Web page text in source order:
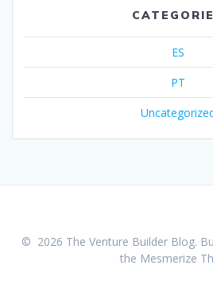
ES
PT
© 2026 The Venture Builder Blog.
the Mesmerize